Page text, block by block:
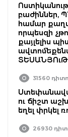
բաժիններ,
համար
որպեսզի
քայլելիս
ՏԵՍԱՆՅՈւԹ
31560
ու ճիշտ
եղել փրկել
26930